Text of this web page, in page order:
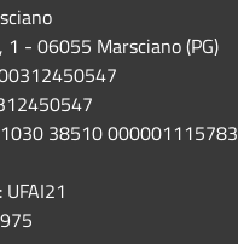
1 - 06055 Marsciano (PG)
38510 000001115783
UFAI21